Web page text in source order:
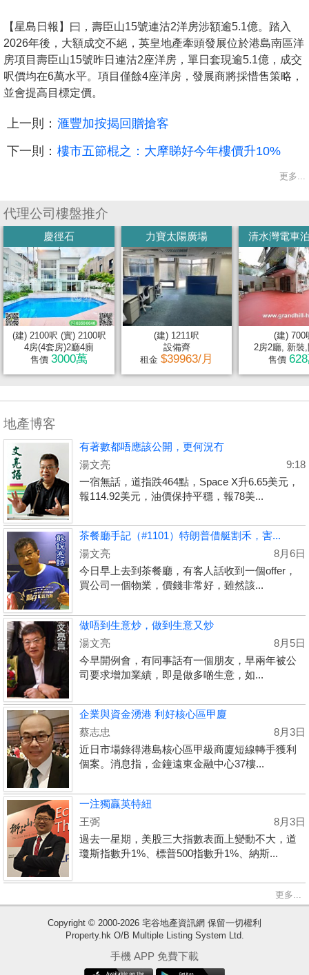
【星島日報】曰，壽臣山15號連沽2洋房涉額逾5.1億。踏入
2026年後，大額成交不絕，英皇地產牽頭發展位於港島南區洋
房項目壽臣山15號昨日連沽2座洋房，單日套現逾5.1億，成交
呎價均在6萬水平。項目僅餘4座洋房，發展商將採惜售策略，
並會提高目標定價。
上一則： 滙豐加按揭回贈搶客
下一則： 樓市五節棍之：大摩睇好今年樓價升10%
更多...
代理公司樓盤推介
慶徑石
(建) 2100呎 (實) 2100呎
4房(4套房)2廳4廁
售價 3000萬
力寶太陽廣場
(建) 1211呎
設備齊
租金 $39963/月
清水灣電車
(建) 700
2房2廳, 新裝
售價
地產博客
有著數都唔應該公開，更何況冇
湯文亮
9:18
一宿無話，道指跌464點，Space X升6.65美元，
報114.92美元，油價保持平穩，報78美...
茶餐廳手記（#1101）特朗普借艇割禾，害...
湯文亮
8月6日
今日早上去到茶餐廳，有客人話收到一個offer，
買公司一個物業，價錢非常好，雖然該...
做唔到生意炒，做到生意又炒
湯文亮
8月5日
今早開例會，有同事話有一個朋友，早兩年被公
司要求增加業績，即是做多啲生意，如...
企業與資金湧港 利好核心區甲廈
蔡志忠
8月3日
近日市場錄得港島核心區甲級商廈短線轉手獲利
個案。消息指，金鐘遠東金融中心37樓...
一注獨贏英特紐
王弼
8月3日
過去一星期，美股三大指數表面上變動不大，道
瓊斯指數升1%、標普500指數升1%、納斯...
更多...
Copyright © 2000-2026 宅谷地產資訊網 保留一切權利
Property.hk O/B Multiple Listing System Ltd.
手機 APP 免費下載